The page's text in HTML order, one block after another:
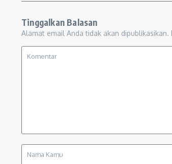
Tinggalkan Balasan
Alamat email Anda tidak akan dipublikasikan.